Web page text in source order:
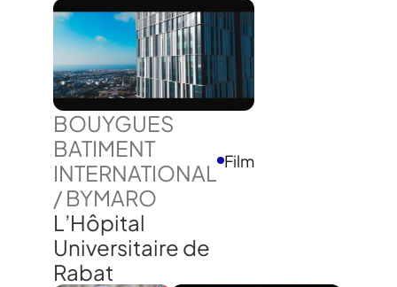
BOUYGUES
BATIMENT
INTERNATIONAL
/ BYMARO
Film
L’Hôpital
Universitaire de
Rabat